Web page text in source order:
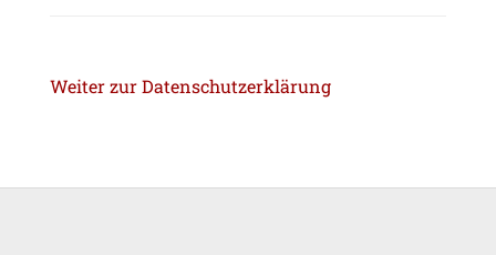
Weiter zur Datenschutzerklärung